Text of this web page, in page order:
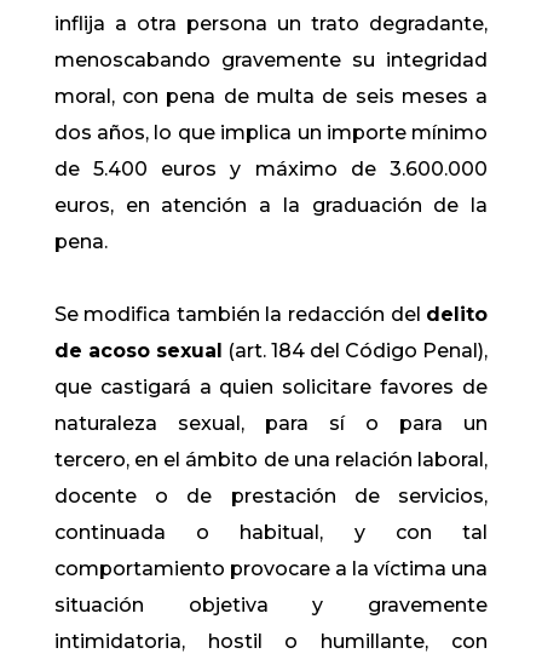
inflija a otra persona un trato degradante,
menoscabando gravemente su integridad
moral, con pena de multa de seis meses a
dos años, lo que implica un importe mínimo
de 5.400 euros y máximo de 3.600.000
euros, en atención a la graduación de la
pena.
Se modifica también la redacción del delito
de acoso sexual (art. 184 del Código Penal),
que castigará a quien solicitare favores de
naturaleza sexual, para sí o para un
tercero, en el ámbito de una relación laboral,
docente o de prestación de servicios,
continuada o habitual, y con tal
comportamiento provocare a la víctima una
situación objetiva y gravemente
intimidatoria, hostil o humillante, con